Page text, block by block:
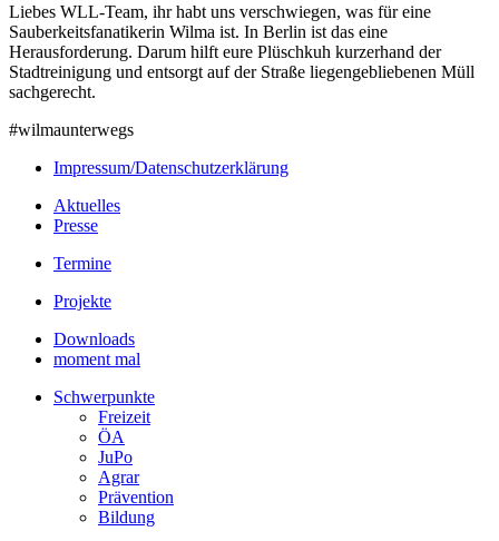
Liebes WLL-Team, ihr habt uns verschwiegen, was für eine
Sauberkeitsfanatikerin Wilma ist. In Berlin ist das eine
Herausforderung. Darum hilft eure Plüschkuh kurzerhand der
Stadtreinigung und entsorgt auf der Straße liegengebliebenen Müll
sachgerecht.
#wilmaunterwegs
Impressum/Datenschutzerklärung
Aktuelles
Presse
Termine
Projekte
Downloads
moment mal
Schwerpunkte
Freizeit
ÖA
JuPo
Agrar
Prävention
Bildung